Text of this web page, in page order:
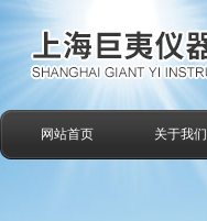
网站首页 关于我们